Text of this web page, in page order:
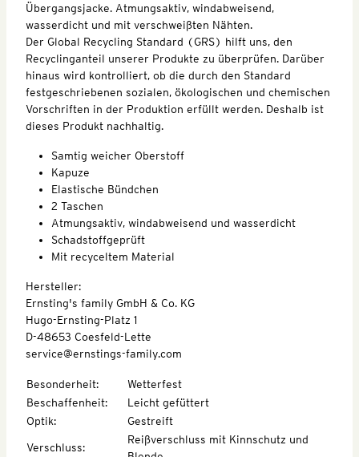
Übergangsjacke. Atmungsaktiv, windabweisend,
wasserdicht und mit verschweißten Nähten.
Der Global Recycling Standard (GRS) hilft uns, den
Recyclinganteil unserer Produkte zu überprüfen. Darüber
hinaus wird kontrolliert, ob die durch den Standard
festgeschriebenen sozialen, ökologischen und chemischen
Vorschriften in der Produktion erfüllt werden. Deshalb ist
dieses Produkt nachhaltig.
Samtig weicher Oberstoff
Kapuze
Elastische Bündchen
2 Taschen
Atmungsaktiv, windabweisend und wasserdicht
Schadstoffgeprüft
Mit recyceltem Material
Hersteller:
Ernsting's family GmbH & Co. KG
Hugo-Ernsting-Platz 1
D-48653 Coesfeld-Lette
service@ernstings-family.com
Besonderheit:
Wetterfest
Beschaffenheit:
Leicht gefüttert
Optik: Gestreift
Verschluss:
Reißverschluss mit Kinnschutz und